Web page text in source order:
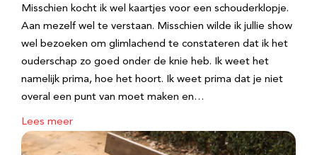
Misschien kocht ik wel kaartjes voor een schouderklopje.
Aan mezelf wel te verstaan. Misschien wilde ik jullie show
wel bezoeken om glimlachend te constateren dat ik het
ouderschap zo goed onder de knie heb. Ik weet het
namelijk prima, hoe het hoort. Ik weet prima dat je niet
overal een punt van moet maken en…
Lees meer